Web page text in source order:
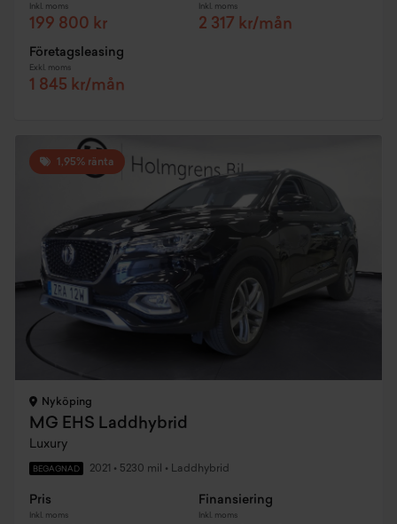
Inkl. moms
199 800 kr
Inkl. moms
2 317 kr/mån
Företagsleasing
Exkl. moms
1 845 kr/mån
1,95% ränta
Nyköping
MG EHS Laddhybrid
Luxury
BEGAGNAD 2021 • 5230 mil • Laddhybrid
Pris
Inkl. moms
Finansiering
Inkl. moms